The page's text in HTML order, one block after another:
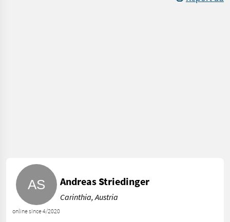
online since 4/2020
Andreas Striedinger
Carinthia, Austria